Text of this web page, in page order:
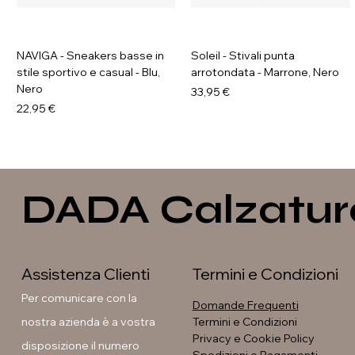
NAVIGA - Sneakers basse in
stile sportivo e casual - Blu,
Nero
Prezzo
22,95 €
Soleil - Stivali punta
arrotondata - Marrone, Nero
Prezzo
33,95 €
GALIA - Sneakers platform Soleil - Stivali con fibbia
GAVI - Anfibi con suola Soleil - Stivali flat con fibbia
DADA
Assistenza Clienti
Per comunicare con la
nostra azienda è a vostra
disposizione il numero
Termini e Condizioni
Domande Frequenti
Termini e Condizioni
Privacy e Cookie Policy